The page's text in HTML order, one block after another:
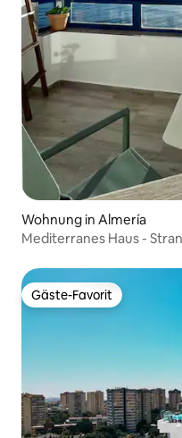
Wohnung in Almería
Mediterranes Haus -
Gäste-Favorit
Gäste-Favorit